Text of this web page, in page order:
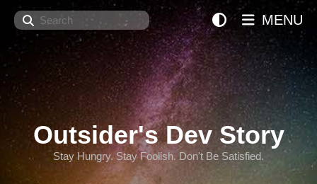
Search
Outsider's Dev Story
Stay Hungry. Stay Foolish. Don't Be Satisfied.
MENU